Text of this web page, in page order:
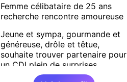
Femme célibataire de 25 ans
recherche rencontre amoureuse
Jeune et sympa, gourmande et
généreuse, drôle et têtue,
souhaite trouver partenaire pour
un CDI plein de surprises.